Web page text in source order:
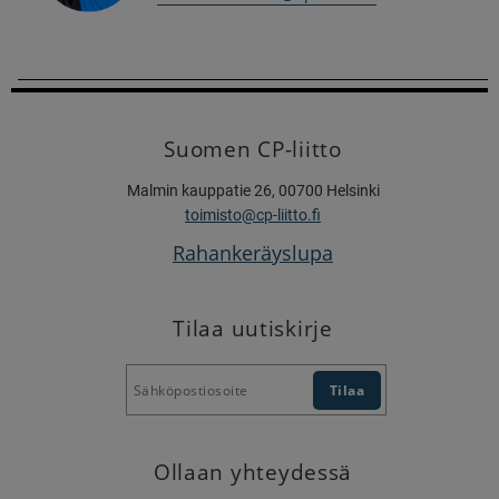
Suomen CP-liitto
Malmin kauppatie 26, 00700 Helsinki
toimisto@cp-liitto.fi
Rahankeräyslupa
Tilaa uutiskirje
Ollaan yhteydessä